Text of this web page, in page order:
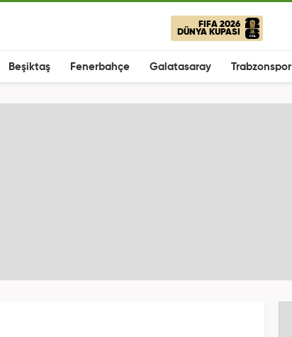
FIFA 2026
DÜNYA KUPASI
Beşiktaş Fenerbahçe Galatasaray Trabzonspor